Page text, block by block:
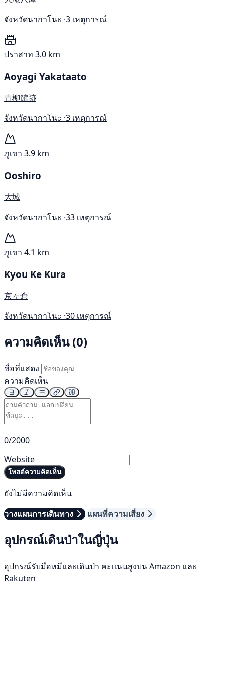
จังหวัดนากาโนะ ·3 เหตุการณ์
ปราสาท 3.0 km
Aoyagi Yakataato
青柳館跡
จังหวัดนากาโนะ ·3 เหตุการณ์
ภูเขา 3.9 km
Ooshiro
大城
จังหวัดนากาโนะ ·33 เหตุการณ์
ภูเขา 4.1 km
Kyou Ke Kura
京ヶ倉
จังหวัดนากาโนะ ·30 เหตุการณ์
ความคิดเห็น (0)
ชื่อที่แสดง
ความคิดเห็น
0/2000
Website
โพสต์ความคิดเห็น
ยังไม่มีความคิดเห็น
วางแผนการเดินทาง
แผนที่ความเสี่ยง
อุปกรณ์เดินป่าในญี่ปุ่น
อุปกรณ์รับมือหมีและเดินป่า คะแนนสูงบน Amazon และ
Rakuten